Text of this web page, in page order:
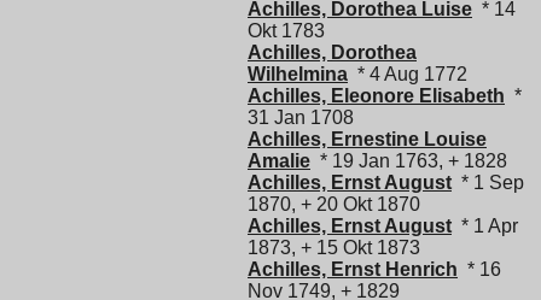
Achilles, Dorothea Luise * 14
Okt 1783
Achilles, Dorothea
Wilhelmina * 4 Aug 1772
Achilles, Eleonore Elisabeth *
31 Jan 1708
Achilles, Ernestine Louise
Amalie * 19 Jan 1763, + 1828
Achilles, Ernst August * 1 Sep
1870, + 20 Okt 1870
Achilles, Ernst August * 1 Apr
1873, + 15 Okt 1873
Achilles, Ernst Henrich * 16
Nov 1749, + 1829